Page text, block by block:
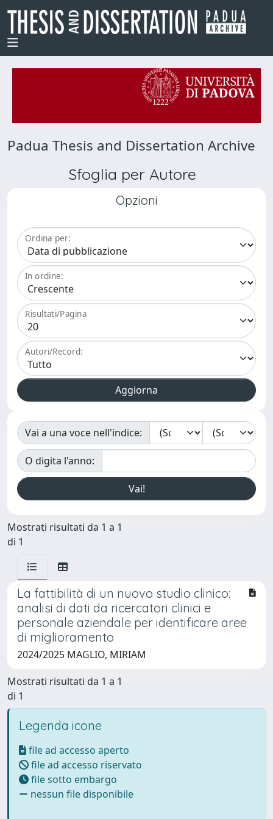
Padua Thesis and Dissertation Archive
Sfoglia per Autore
Opzioni
Ordina per:
In ordine:
Risultati/Pagina
Autori/Record:
Vai a una voce nell'indice:
O digita l'anno:
Mostrati risultati da 1 a 1
di 1
La fattibilità di un nuovo studio clinico:
analisi di dati da ricercatori clinici e
personale aziendale per identificare aree
di miglioramento
2024/2025 MAGLIO, MIRIAM
Mostrati risultati da 1 a 1
di 1
Legenda icone
file ad accesso aperto
file ad accesso riservato
file sotto embargo
nessun file disponibile